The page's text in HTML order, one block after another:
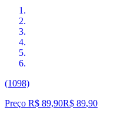
(1098)
Preço R$ 89,90R$ 89,90